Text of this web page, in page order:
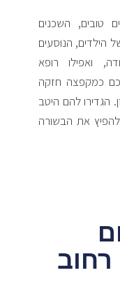
טובים, השכנים
הילדים, הנוסעים
ואפילו רופא
כמקפצה חזקה
הגדירו להם היטב
את הבשורה